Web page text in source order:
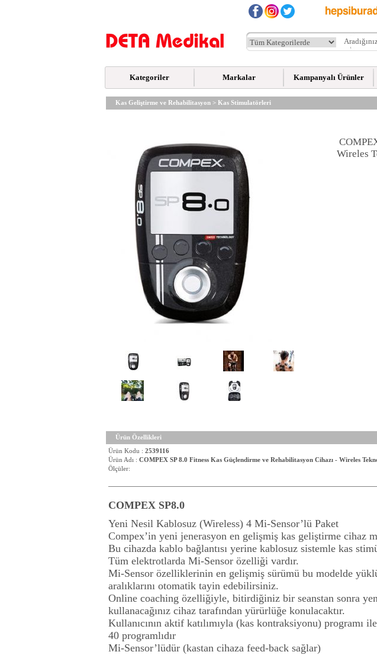
Kategoriler Markalar Kampanyalı Ürünler
Kas Geliştirme ve Rehabilitasyon > Kas Stimulatörleri
Wireles
Ürün Özellikleri
Ürün Kodu : 2539116
Ürün Adı : COMPEX SP 8.0 Fitness Kas Güçlendirme ve Rehabilitasyon Cihazı - Wireles
Ölçüler:
COMPEX SP8.0
Yeni Nesil Kablosuz (Wireless) 4 Mi-Sensor’lü Paket
Compex’in yeni jenerasyon en gelişmiş kas geliştirme cihaz
Bu cihazda kablo bağlantısı yerine kablosuz sistemle kas
Tüm elektrotlarda Mi-Sensor özelliği vardır.
Mi-Sensor özelliklerinin en gelişmiş sürümü bu modelde
aralıklarını otomatik tayin edebilirsiniz.
Online coaching özelliğiyle, bitirdiğiniz bir seanstan sonra
kullanacağınız cihaz tarafından yürürlüğe konulacaktır.
Kullanıcının aktif katılımıyla (kas kontraksiyonu)
40 programlıdır
Mi-Sensor’lüdür (kastan cihaza feed-back sağlar)